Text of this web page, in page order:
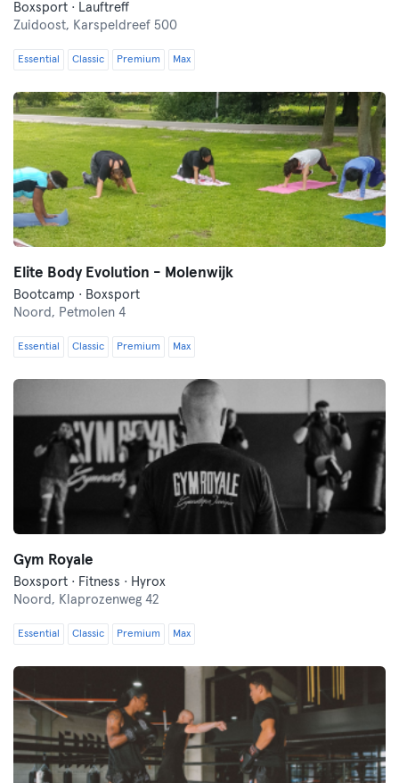
Boxsport · Lauftreff
Zuidoost, Karspeldreef 500
Essential Classic Premium Max
Elite Body Evolution - Molenwijk
Bootcamp · Boxsport
Noord, Petmolen 4
Essential Classic Premium Max
Gym Royale
Boxsport · Fitness · Hyrox
Noord, Klaprozenweg 42
Essential Classic Premium Max